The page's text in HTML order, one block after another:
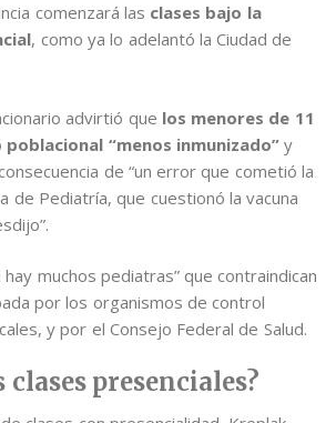
comenzará las clases bajo la
, como ya lo adelantó la Ciudad de
advirtió que los menores de 11
“menos inmunizado”y
de “un error que cometió la
de Pediatría, que cuestionó la vacuna
muchos pediatras” que contraindican
por los organismos de control
y por el Consejo Federal de Salud.
clases presenciales?